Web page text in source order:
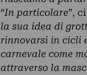
“In particolare”,
la sua idea di
rinnovarsi in cicli
carnevale come
attraverso la